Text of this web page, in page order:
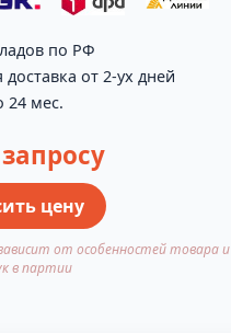
по РФ
доставка от 2-ух дней
24 мес.
цену
от особенностей товара и
в партии